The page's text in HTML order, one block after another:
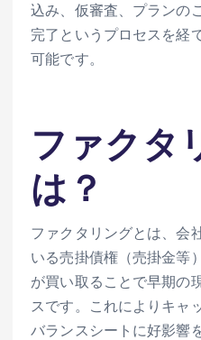
込み、仮審査、プランの
完了というプロセスを経
可能です。
ファクタ
は？
ファクタリングとは、会
いる売掛債権（売掛金等
が買い取ることで早期の
スです。これによりキャ
バランスシートに好影響